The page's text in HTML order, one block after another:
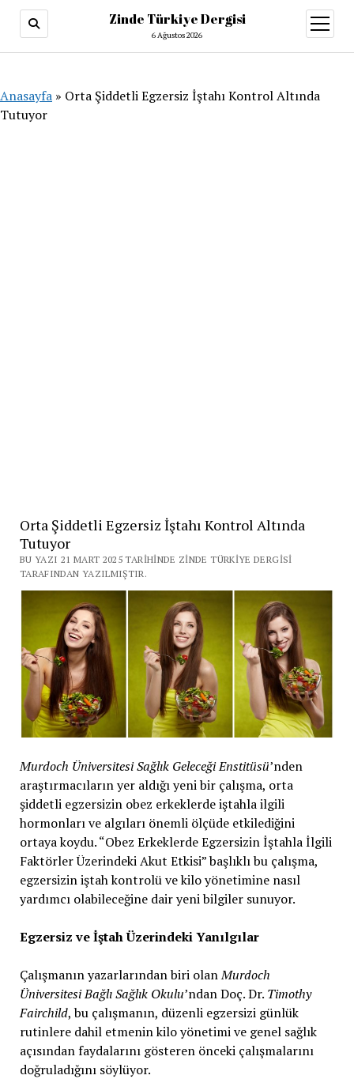
Zinde Türkiye Dergisi
6 Ağustos 2026
aç
Anasayfa » Orta Şiddetli Egzersiz İştahı Kontrol Altında
Tutuyor
Orta Şiddetli Egzersiz İştahı Kontrol Altında
Tutuyor
BU YAZI 21 MART 2025 TARIHINDE ZINDE TÜRKIYE DERGISI
TARAFINDAN YAZILMIŞTIR.
Murdoch Üniversitesi Sağlık Geleceği Enstitüsü’nden
araştırmacıların yer aldığı yeni bir çalışma, orta
şiddetli egzersizin obez erkeklerde iştahla ilgili
hormonları ve algıları önemli ölçüde etkilediğini
ortaya koydu. “Obez Erkeklerde Egzersizin İştahla İlgili
Faktörler Üzerindeki Akut Etkisi” başlıklı bu çalışma,
egzersizin iştah kontrolü ve kilo yönetimine nasıl
yardımcı olabileceğine dair yeni bilgiler sunuyor.
Egzersiz ve İştah Üzerindeki Yanılgılar
Çalışmanın yazarlarından biri olanMurdoch
Üniversitesi Bağlı Sağlık Okulu’ndan Doç. Dr. Timothy
Fairchild, bu çalışmanın, düzenli egzersizi günlük
rutinlere dahil etmenin kilo yönetimi ve genel sağlık
açısından faydalarını gösteren önceki çalışmalarını
doğruladığını söylüyor.